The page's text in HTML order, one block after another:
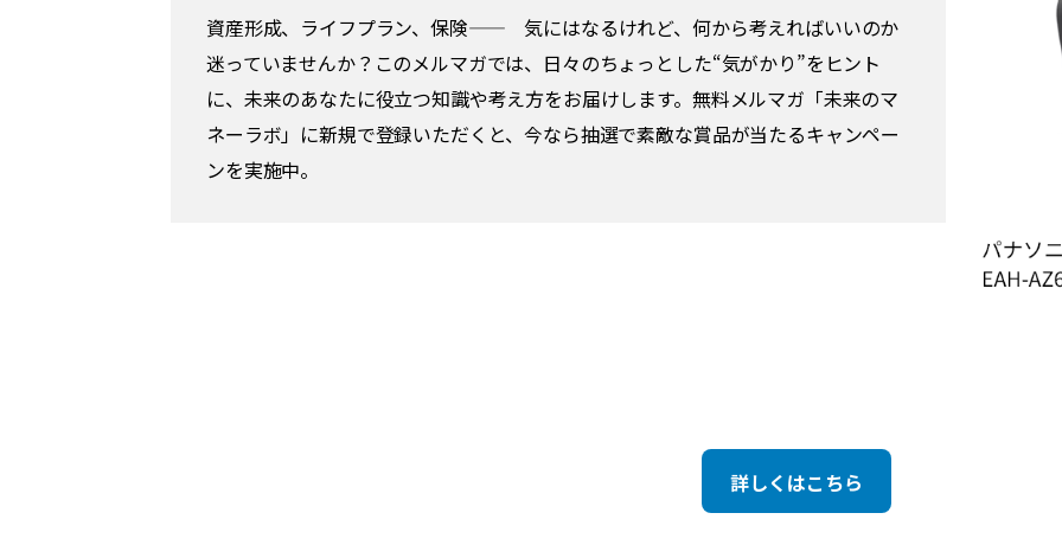
資産形成、ライフプラン、保険—— ​気にはなるけれど、何から考えればいいのか
迷っていませんか？このメルマガでは、日々のちょっとした“気がかり”をヒント
に、未来のあなたに役立つ知識や考え方をお届けします。無料メルマガ「未来のマ
ネーラボ」に新規で登録いただくと、今なら抽選で素敵な賞品が当たるキャンペー
ンを実施中。
詳しくはこちら